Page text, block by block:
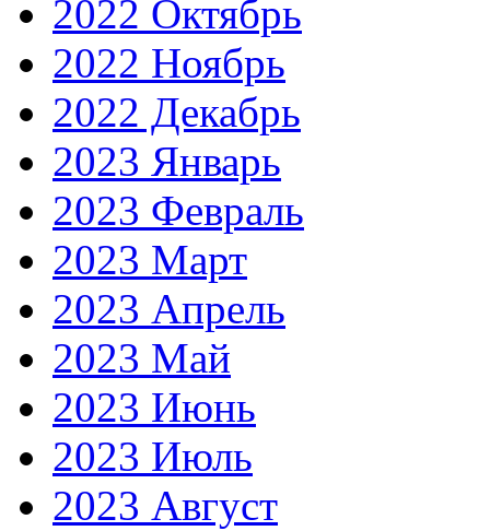
2022 Октябрь
2022 Ноябрь
2022 Декабрь
2023 Январь
2023 Февраль
2023 Март
2023 Апрель
2023 Май
2023 Июнь
2023 Июль
2023 Август